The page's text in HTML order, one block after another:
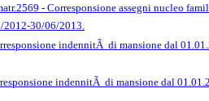
- Corresponsione assegni nucleo
30/06/2013.
indennitÃ di mansione dal
indennitÃ di mansione dal